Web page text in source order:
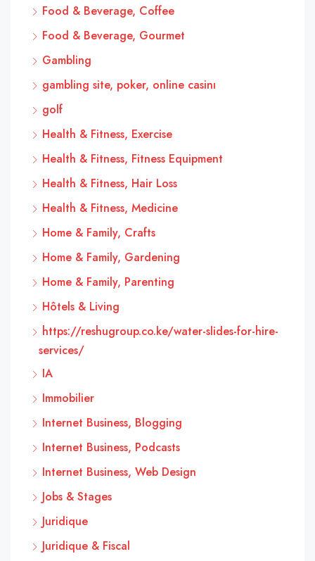
Food & Beverage, Coffee
Food & Beverage, Gourmet
Gambling
gambling site, poker, online casinı
golf
Health & Fitness, Exercise
Health & Fitness, Fitness Equipment
Health & Fitness, Hair Loss
Health & Fitness, Medicine
Home & Family, Crafts
Home & Family, Gardening
Home & Family, Parenting
Hôtels & Living
https://reshugroup.co.ke/water-slides-for-hire-
services/
IA
Immobilier
Internet Business, Blogging
Internet Business, Podcasts
Internet Business, Web Design
Jobs & Stages
Juridique
Juridique & Fiscal